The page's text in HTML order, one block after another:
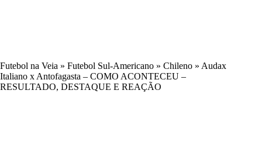
Futebol na Veia » Futebol Sul-Americano » Chileno » Audax
Italiano x Antofagasta – COMO ACONTECEU –
RESULTADO, DESTAQUE E REAÇÃO